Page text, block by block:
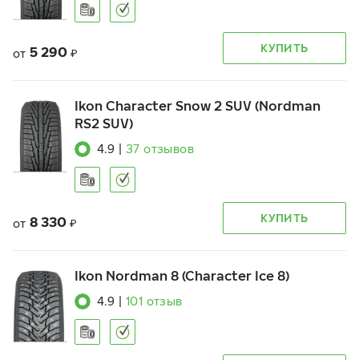
от 5 290 ₽ КУПИТЬ
Ikon Character Snow 2 SUV (Nordman
RS2 SUV)
4.9 37 отзывов
от 8 330 ₽ КУПИТЬ
Ikon Nordman 8 (Character Ice 8)
4.9 101 отзыв